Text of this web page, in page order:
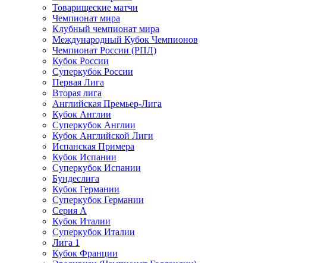
Товарищеские матчи
Чемпионат мира
Клубный чемпионат мира
Международный Кубок Чемпионов
Чемпионат России (РПЛ)
Кубок России
Суперкубок России
Первая Лига
Вторая лига
Английская Премьер-Лига
Кубок Англии
Суперкубок Англии
Кубок Английской Лиги
Испанская Примера
Кубок Испании
Суперкубок Испании
Бундеслига
Кубок Германии
Суперкубок Германии
Серия А
Кубок Италии
Суперкубок Италии
Лига 1
Кубок Франции